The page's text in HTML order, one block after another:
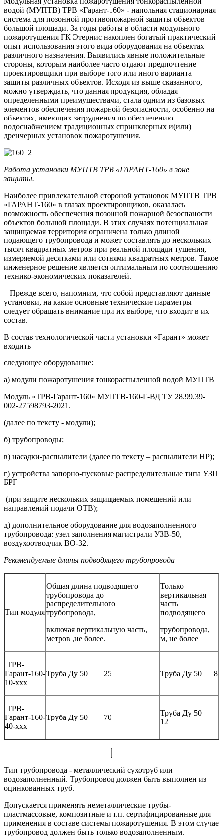
водой (МУПТВ) ТРВ «Гарант-160» - напольная стационарная
система для позонной противопожарной защиты объектов
большой площади. За годы работы в области модульного
пожаротушения ГК Этернис накоплен богатый практический
опыт использования этого вида оборудования на объектах
различного назначения. Выявились явные положительные
стороны, которым наиболее часто отдают предпочтение
проектировщики при выборе того или иного варианта
защиты различных объектов. Исходя из выше сказанного,
можно утверждать, что данная продукция, обладая
определенными преимуществами, стала одним из базовых
элементов обеспечения пожарной безопасности, особенно на
объектах, имеющих затруднения по обеспечению
водоснабжением традиционных спринклерных и(или)
дренчерных установок пожаротушения.
Работа установки МУПТВ ТРВ «ГАРАНТ-160» в зоне
защиты.
Наиболее привлекательной стороной установок МУПТВ ТРВ
«ГАРАНТ-160» в глазах проектировщиков, оказалась
возможность обеспечения позонной пожарной безоспаности
объектов большой площади. В этих случаях потенциальная
защищаемая территория ограничена только длиной
подающего трубопровода и может составлять до нескольких
тысяч квадратных метров при реальной площади тушения,
измеряемой десятками или сотнями квадратных метров. Такое
инженерное решение является оптимальным по соотношению
технико-экономических показателей.
Прежде всего, напомним, что собой представляют данные
установки, на какие основные технические параметры
следует обращать внимание при их выборе, что входит в их
состав.
В состав технологической части установки «Гарант» может
входить
следующее оборудование:
а) модули пожаротушения тонкораспыленной водой МУПТВ
Модуль «ТРВ-Гарант-160» МУПТВ-160-Г-ВД ТУ 28.99.39-
002-27598793-2021.
(далее по тексту - модули);
б) трубопроводы;
в) насадки-распылители (далее по тексту – распылители НР);
г) устройства запорно-пусковые распределительные типа УЗП
БРГ
(при защите нескольких защищаемых помещений или
направлений подачи ОТВ);
д) дополнительное оборудование для водозаполненного
трубопровода: узел заполнения магистрали УЗВ-50,
воздухоотводчик ВО-32.
Рекомендуемые длины подводящего трубопровода
Тип модуля
Общая длина подводящего
трубопровода до
распределительного
трубопровода,
включая вертикальную часть,
метров ,не более.
Только
вертикальная
часть
подводящего
трубопровода,
м, не более
ТРВ-
Гарант-160-
10-ххх
Труба Ду 50 25 Труба Ду 50 8
ТРВ-
Гарант-160-
40-ххх
Труба Ду 50 70
Труба Ду 50
12
Тип трубопровода - металлический сухотруб или
водозаполненный. Трубопровод должен быть выполнен из
оцинкованных труб.
Допускается применять неметаллические трубы-
пластмассовые, композитные и т.п. сертифицированные для
применения в составе системы пожаротушения. В этом случае
трубопровод должен быть только водозаполненным.